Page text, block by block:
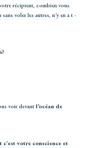
récipient, combien vous
voler les autres, n’y en a t -
voir devantl’océan de
c'est votre conscience et